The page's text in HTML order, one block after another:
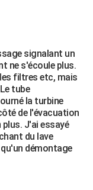
signalant un
ne s'écoule plus.
filtres etc, mais
tube
la turbine
de l'évacuation
J'ai essayé
du lave
démontage